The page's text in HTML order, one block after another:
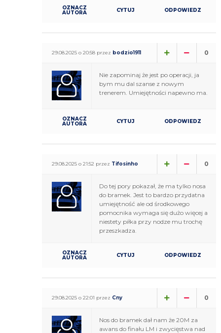
OZNACZ
AUTORA CYTUJ ODPOWIEDZ
29.08.2025 o 20:58 przez bodzio1911 0
Nie zapominaj że jest po operacji, ja
bym mu dal szanse z nowym
trenerem. Umiejętności napewno ma.
OZNACZ
AUTORA CYTUJ ODPOWIEDZ
29.08.2025 o 21:52 przez Tifosinho 0
Do tej pory pokazał, że ma tylko nosa
do bramek. Jest to bardzo przydatna
umiejętność ale od środkowego
pomocnika wymaga się dużo więcej a
niestety piłka przy nodze mu trochę
przeszkadza.
OZNACZ
AUTORA CYTUJ ODPOWIEDZ
29.08.2025 o 22:01 przez Cny 0
Nos do bramek dał nam że 20M za
awans do finału LM i zwycięstwa nad